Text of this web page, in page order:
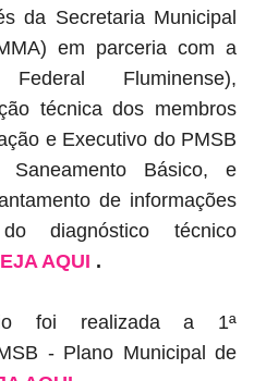
da Secretaria Municipal
em parceria com a
Fluminense),
técnica dos membros
e Executivo do PMSB
Básico, e
de informações
diagnóstico técnico
AQUI .
foi realizada a 1ª
- Plano Municipal de